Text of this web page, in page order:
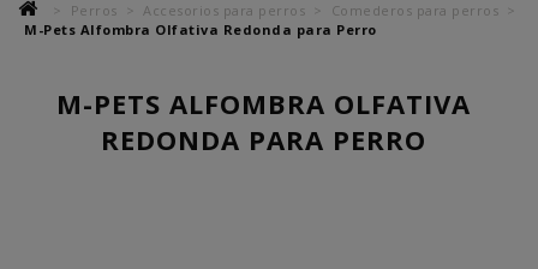
Perros Accesorios para perros
Comederos para perros
M-Pets Alfombra Olfativa Redonda para Perro
M-PETS ALFOMBRA OLFATIVA
REDONDA PARA PERRO